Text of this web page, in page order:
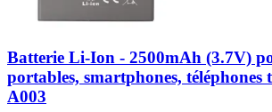
Batterie Li-Ion - 2500mAh (3.7V)
portables, smartphones, téléphones
A003